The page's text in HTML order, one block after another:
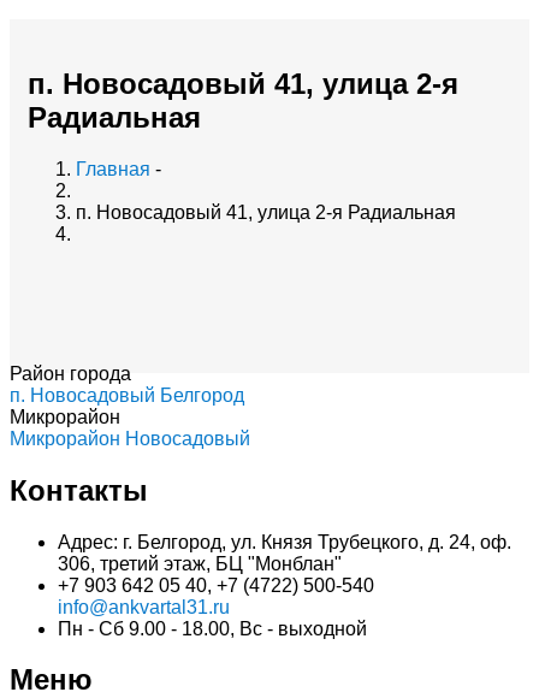
п. Новосадовый 41, улица 2-я
Радиальная
Главная -
п. Новосадовый 41, улица 2-я Радиальная
Район города
п. Новосадовый Белгород
Микрорайон
Микрорайон Новосадовый
Контакты
Адрес: г. Белгород, ул. Князя Трубецкого, д. 24, оф.
306, третий этаж, БЦ "Монблан"
+7 903 642 05 40, +7 (4722) 500-540
info@ankvartal31.ru
Пн - Сб 9.00 - 18.00, Вс - выходной
Меню